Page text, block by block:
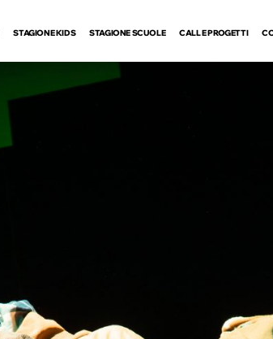
STAGIONE KIDS STAGIONE SCUOLE CALL E PROGETTI